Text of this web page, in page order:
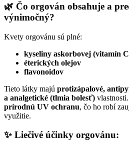
🌿 Čo orgován obsahuje a
výnimočný?
Kvety orgovánu sú plné:
kyseliny askorbovej (vitamín
éterických olejov
flavonoidov
Tieto látky majú protizápalové,
a analgetické (tlmia bolesť)
prírodnú UV ochranu, čo ho robí
využitie.
✨ Liečivé účinky orgovánu: